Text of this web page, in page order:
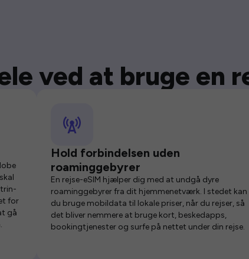
ved at bruge en
for
gå
Hold forbindelsen uden
roaminggebyrer
En rejse-eSIM hjælper dig med at undgå dyre
roaminggebyrer fra dit hjemmenetværk. I stedet kan
du bruge mobildata til lokale priser, når du rejser, så
det bliver nemmere at bruge kort, beskedapps,
bookingtjenester og surfe på nettet under din rejse.